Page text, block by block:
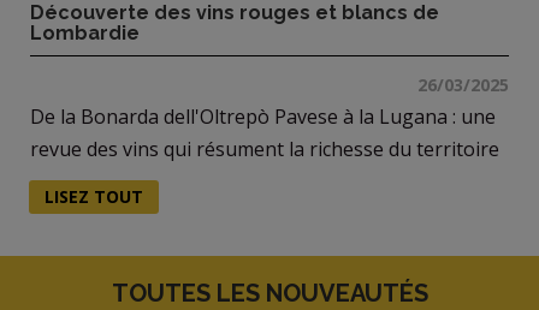
Découverte des vins rouges et blancs de
Lombardie
26/03/2025
De la Bonarda dell'Oltrepò Pavese à la Lugana : une
revue des vins qui résument la richesse du territoire
LISEZ TOUT
TOUTES LES NOUVEAUTÉS